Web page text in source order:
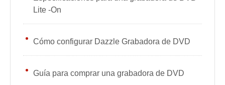
Lite -On
Cómo configurar Dazzle Grabadora de DVD
Guía para comprar una grabadora de DVD